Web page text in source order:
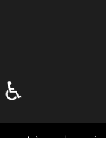
(C) 2023 |